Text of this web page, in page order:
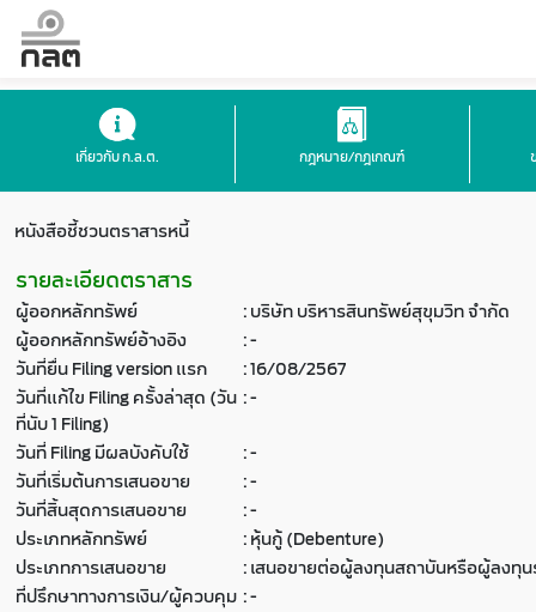
เกี่ยวกับ ก.ล.ต. กฎหมาย/กฎเกณฑ์
หนังสือชี้ชวนตราสารหนี้
รายละเอียดตราสาร
ผู้ออกหลักทรัพย์ :บริษัท บริหารสินทรัพย์สุขุมวิท จำกัด
ผู้ออกหลักทรัพย์อ้างอิง
:-
วันที่ยื่น Filing version แรก
:16/08/2567
วันที่แก้ไข Filing ครั้งล่าสุด (วัน
ที่นับ 1 Filing)
:-
วันที่ Filing มีผลบังคับใช้
:-
วันที่เริ่มต้นการเสนอขาย
:-
วันที่สิ้นสุดการเสนอขาย
:-
ประเภทหลักทรัพย์
:หุ้นกู้ (Debenture)
ประเภทการเสนอขาย
:เสนอขายต่อผู้ลงทุนสถาบันหรือผู้ลงทุ
ที่ปรึกษาทางการเงิน/ผู้ควบคุม :-